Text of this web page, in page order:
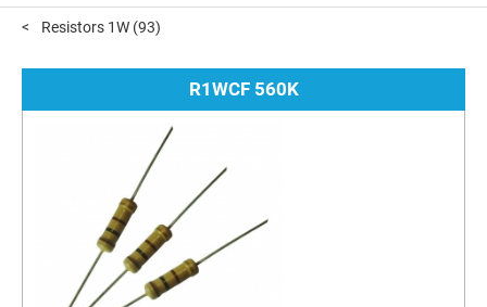
Resistors 1W (93)
R1WCF 560K